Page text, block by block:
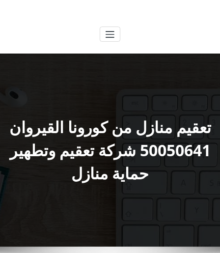
تعقيم منازل من كورونا القيروان
50050641 شركة تعقيم وتطهير
حماية منازل